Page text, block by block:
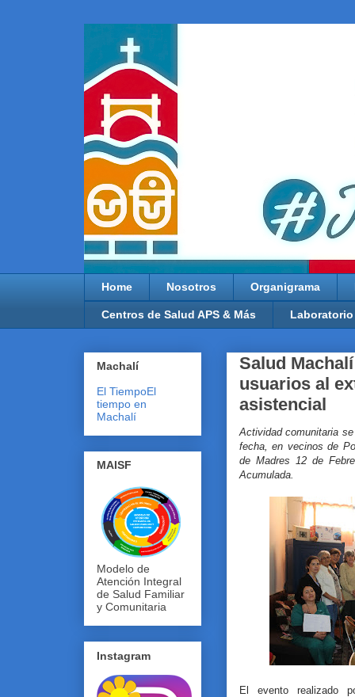
Home Nosotros Organigrama
Centros de Salud APS & Más Laboratorio
Salud
usuarios al
asistencial
Actividad comunitaria
fecha, en vecinos de
de Madres 12 de
Acumulada.
El evento realizado
Machalí
El TiempoEl
tiempo en
Machalí
MAISF
Modelo de
Atención Integral
de Salud Familiar
y Comunitaria
Instagram